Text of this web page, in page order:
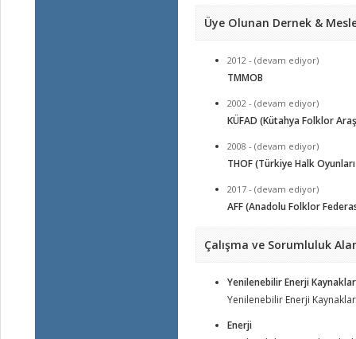
Üye Olunan Dernek &
2012 - (devam ediyor)
TMMOB
2002 - (devam ediyor)
KÜFAD (Kütahya Folklor
2008 - (devam ediyor)
THOF (Türkiye Halk
2017 - (devam ediyor)
AFF (Anadolu Folklor
Çalışma ve Sorumluluk
Yenilenebilir Enerji
Yenilenebilir Enerji
Enerji